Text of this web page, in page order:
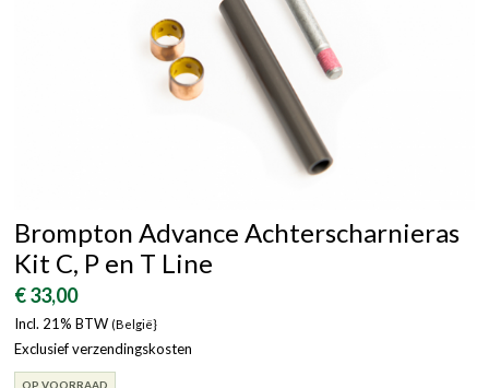
Brompton Advance Achterscharnieras
Kit C, P en T Line
€ 33,00
Incl. 21% BTW (België}
Exclusief verzendingskosten
OP VOORRAAD